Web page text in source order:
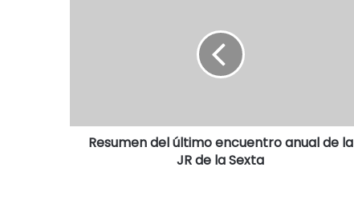
Resumen del último encuentro anual de la
JR de la Sexta